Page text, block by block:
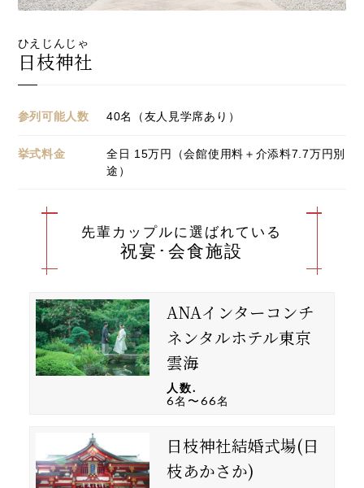
ひえじんじゃ
日枝神社
参列可能人数 40名（友人見学席あり）
挙式料金
全日 15万円（会館使用料＋介添料7.7万円別
途）
先輩カップルに選ばれている
祝宴･会食施設
ANAインターコンチ
ネンタルホテル東京
雲海
人数.
6名〜66名
日枝神社結婚式場(日
枝あかさか)